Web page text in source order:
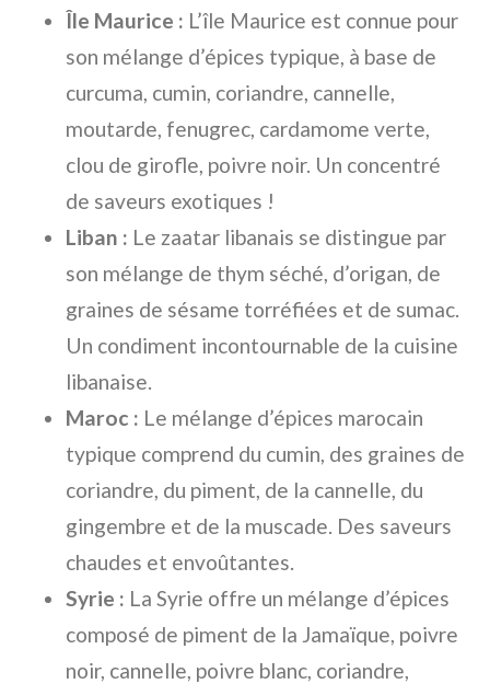
Île Maurice : L’île Maurice est connue pour
son mélange d’épices typique, à base de
curcuma, cumin, coriandre, cannelle,
moutarde, fenugrec, cardamome verte,
clou de girofle, poivre noir. Un concentré
de saveurs exotiques !
Liban : Le zaatar libanais se distingue par
son mélange de thym séché, d’origan, de
graines de sésame torréfiées et de sumac.
Un condiment incontournable de la cuisine
libanaise.
Maroc : Le mélange d’épices marocain
typique comprend du cumin, des graines de
coriandre, du piment, de la cannelle, du
gingembre et de la muscade. Des saveurs
chaudes et envoûtantes.
Syrie : La Syrie offre un mélange d’épices
composé de piment de la Jamaïque, poivre
noir, cannelle, poivre blanc, coriandre,